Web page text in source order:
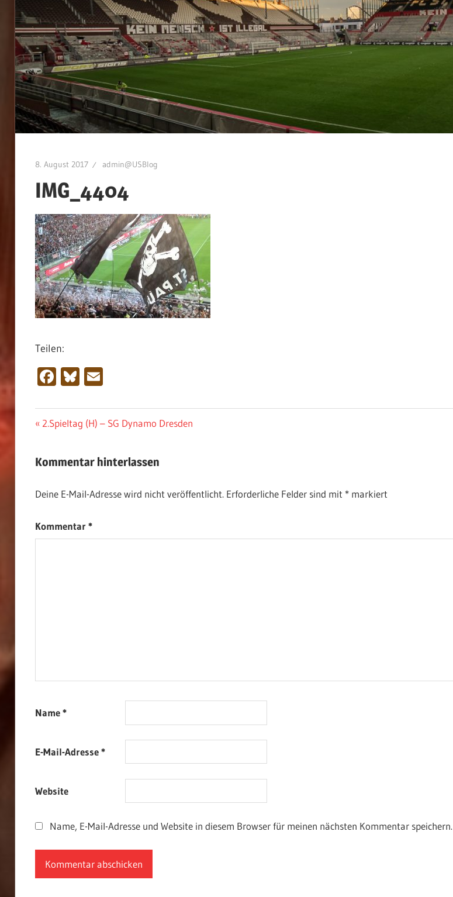
8. August 2017 admin@USBlog
IMG_4404
Teilen:
Facebook
Bluesky
Email
Beitragsnavigation
Vorheriger
2.Spieltag (H) – SG Dynamo Dresden
Kommentar hinterlassen
Deine E-Mail-Adresse wird nicht veröffentlicht. Erforderliche Felder sind mit *markiert
Kommentar*
Name*
E-Mail-Adresse*
Website
Name, E-Mail-Adresse und Website in diesem Browser für meinen nächsten Kommentar speichern.